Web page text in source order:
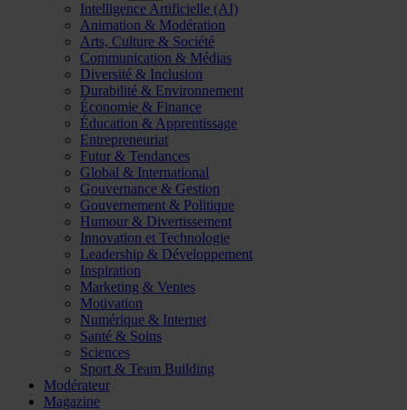
Intelligence Artificielle (AI)
Animation & Modération
Arts, Culture & Société
Communication & Médias
Diversité & Inclusion
Durabilité & Environnement
Économie & Finance
Éducation & Apprentissage
Entrepreneuriat
Futur & Tendances
Global & International
Gouvernance & Gestion
Gouvernement & Politique
Humour & Divertissement
Innovation et Technologie
Leadership & Développement
Inspiration
Marketing & Ventes
Motivation
Numérique & Internet
Santé & Soins
Sciences
Sport & Team Building
Modérateur
Magazine